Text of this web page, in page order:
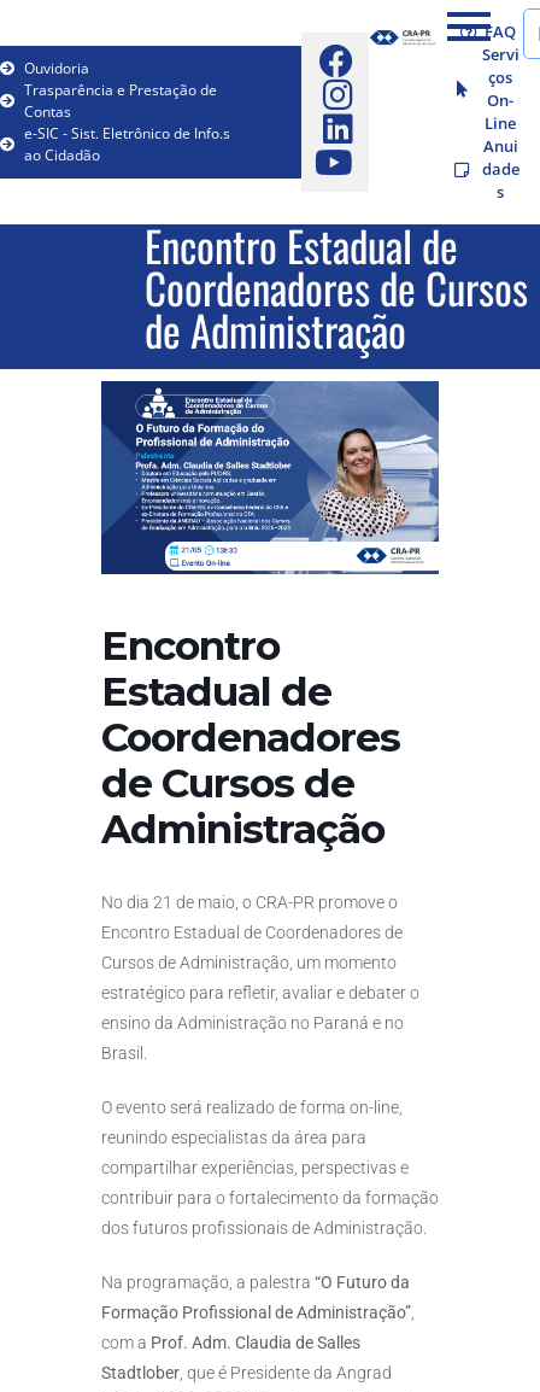
Ouvidoria
Trasparência e Prestação de
Contas
e-SIC - Sist. Eletrônico de Info.s
ao Cidadão
FAQ
Servi
ços
On-
Line
Anui
dade
s
Encontro Estadual de
Coordenadores de Cursos
de Administração
Encontro
Estadual de
Coordenadores
de Cursos de
Administração
No dia 21 de maio, o CRA-PR promove o
Encontro Estadual de Coordenadores de
Cursos de Administração, um momento
estratégico para refletir, avaliar e debater o
ensino da Administração no Paraná e no
Brasil.
O evento será realizado de forma on-line,
reunindo especialistas da área para
compartilhar experiências, perspectivas e
contribuir para o fortalecimento da formação
dos futuros profissionais de Administração.
Na programação, a palestra “O Futuro da
Formação Profissional de Administração”,
com a Prof. Adm. Claudia de Salles
Stadtlober, que é Presidente da Angrad